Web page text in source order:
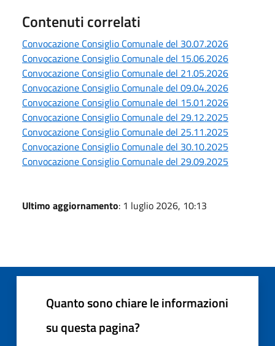
Contenuti correlati
Convocazione Consiglio Comunale del 30.07.2026
Convocazione Consiglio Comunale del 15.06.2026
Convocazione Consiglio Comunale del 21.05.2026
Convocazione Consiglio Comunale del 09.04.2026
Convocazione Consiglio Comunale del 15.01.2026
Convocazione Consiglio Comunale del 29.12.2025
Convocazione Consiglio Comunale del 25.11.2025
Convocazione Consiglio Comunale del 30.10.2025
Convocazione Consiglio Comunale del 29.09.2025
Ultimo aggiornamento: 1 luglio 2026, 10:13
Quanto sono chiare le informazioni
su questa pagina?